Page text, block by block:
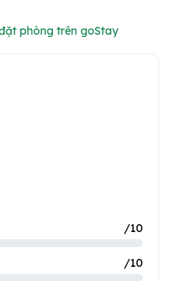
phòng trên goStay
/10
/10